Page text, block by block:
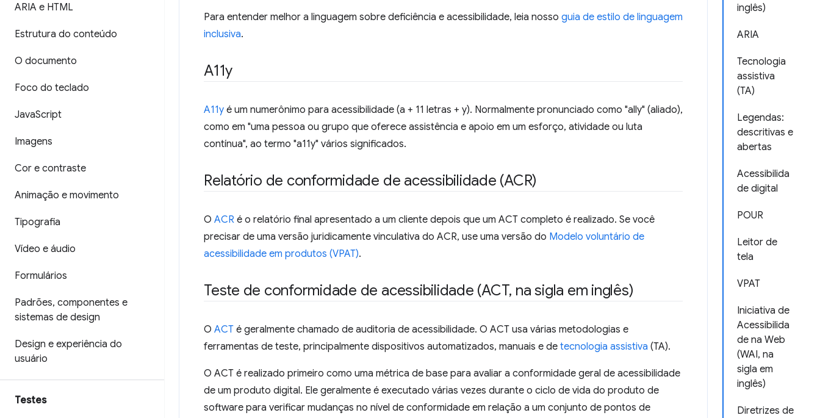
ARIA e HTML
Estrutura do conteúdo
O documento
Foco do teclado
JavaScript
Imagens
Cor e contraste
Animação e movimento
Tipografia
Vídeo e áudio
Formulários
Padrões, componentes e
sistemas de design
Design e experiência do
usuário
Testes
inglês)
ARIA
Tecnologia
assistiva
(TA)
Legendas:
descritivas e
abertas
Acessibilida
de digital
POUR
Leitor de
tela
VPAT
Iniciativa de
Acessibilida
de na Web
(WAI, na
sigla em
inglês)
Diretrizes de
Para entender melhor a linguagem sobre deficiência e acessibilidade, leia nosso guia de estilo de linguagem
inclusiva.
A11y
A11y é um numerônimo para acessibilidade (a + 11 letras + y). Normalmente pronunciado como "ally" (aliado),
como em "uma pessoa ou grupo que oferece assistência e apoio em um esforço, atividade ou luta
contínua", ao termo "a11y" vários significados.
Relatório de conformidade de acessibilidade (ACR)
O ACR é o relatório final apresentado a um cliente depois que um ACT completo é realizado. Se você
precisar de uma versão juridicamente vinculativa do ACR, use uma versão do Modelo voluntário de
acessibilidade em produtos (VPAT).
Teste de conformidade de acessibilidade (ACT, na sigla em inglês)
O ACT é geralmente chamado de auditoria de acessibilidade. O ACT usa várias metodologias e
ferramentas de teste, principalmente dispositivos automatizados, manuais e de tecnologia assistiva (TA).
O ACT é realizado primeiro como uma métrica de base para avaliar a conformidade geral de acessibilidade
de um produto digital. Ele geralmente é executado várias vezes durante o ciclo de vida do produto de
software para verificar mudanças no nível de conformidade em relação a um conjunto de pontos de